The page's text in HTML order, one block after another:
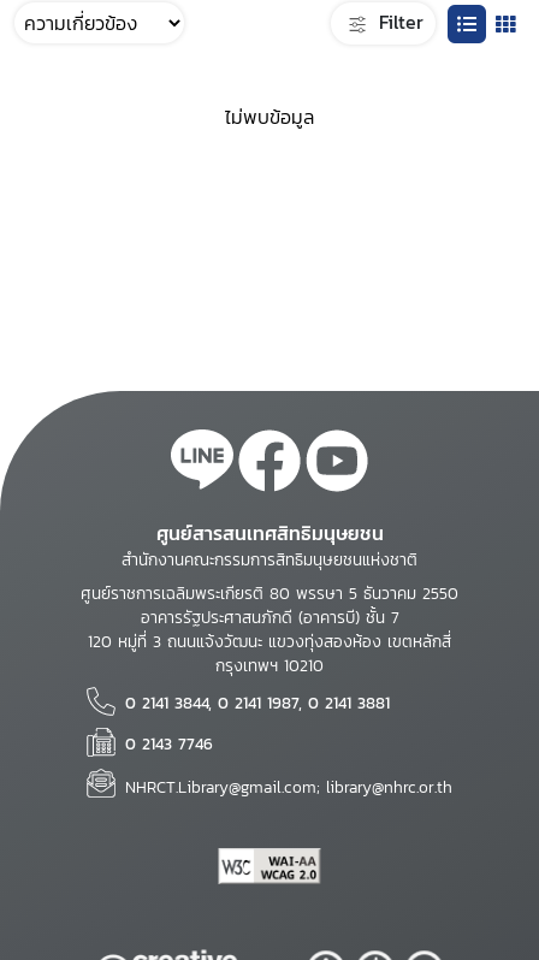
Filter
ไม่พบข้อมูล
ศูนย์สารสนเทศสิทธิมนุษยชน
สำนักงานคณะกรรมการสิทธิมนุษยชนแห่งชาติ
ศูนย์ราชการเฉลิมพระเกียรติ 80 พรรษา 5 ธันวาคม 2550
อาคารรัฐประศาสนภักดี (อาคารบี) ชั้น 7
120 หมู่ที่ 3 ถนนแจ้งวัฒนะ แขวงทุ่งสองห้อง เขตหลักสี่
กรุงเทพฯ 10210
0 2141 3844, 0 2141 1987, 0 2141 3881
0 2143 7746
NHRCT.Library@gmail.com; library@nhrc.or.th